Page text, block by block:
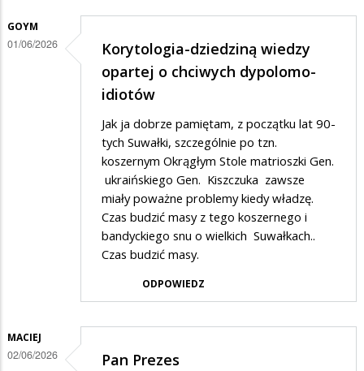
GOYM
01/06/2026
Korytologia-dziedziną wiedzy
opartej o chciwych dypolomo-
idiotów
Jak ja dobrze pamiętam, z początku lat 90-
tych Suwałki, szczególnie po tzn.
koszernym Okrągłym Stole matrioszki Gen.
ukraińskiego Gen. Kiszczuka zawsze
miały poważne problemy kiedy władzę.
Czas budzić masy z tego koszernego i
bandyckiego snu o wielkich Suwałkach..
Czas budzić masy.
ODPOWIEDZ
MACIEJ
02/06/2026 Pan Prezes